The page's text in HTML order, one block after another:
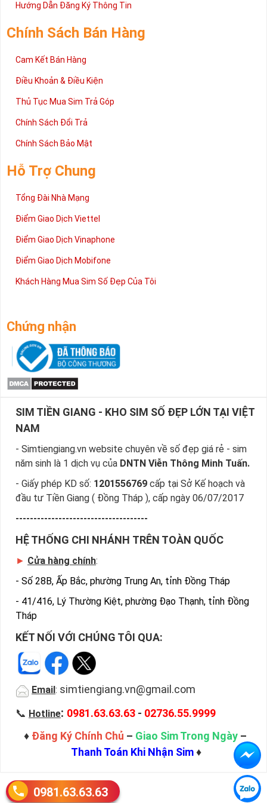
2 đang được rất nhiều khách hàng tin tưởng lựa chọn trên thị
cấp trong bài viết này sẽ giúp bạn hiểu rõ ý nghĩa và các bước đặt
mua sim số tại Sim Tiền Giang nhanh chóng nhất.
Chúc quý khách tìm được chiếc sim Tứ quý 2 như ý!
Hướng Dẫn Đăng Ký Thông Tin
Chính Sách Bán Hàng
Cam Kết Bán Hàng
Điều Khoản & Điều Kiện
Thủ Tục Mua Sim Trả Góp
Chính Sách Đổi Trả
Chính Sách Bảo Mật
Hỗ Trợ Chung
Tổng Đài Nhà Mạng
Điểm Giao Dịch Viettel
Điểm Giao Dịch Vinaphone
Điểm Giao Dịch Mobifone
Khách Hàng Mua Sim Số Đẹp Của Tôi
Chứng nhận
SIM TIỀN GIANG - KHO SIM SỐ ĐẸP LỚN TẠI VIỆT
NAM
- Simtiengiang.vn website chuyên về số đẹp giá rẻ - sim
năm sinh là 1 dịch vụ của DNTN Viễn Thông Minh Tuấn.
- Giấy phép KD số: 1201556769 cấp tại Sở Kế hoạch và
đầu tư Tiền Giang ( Đồng Tháp ), cấp ngày 06/07/2017
-------------------------------------
HỆ THỐNG CHI NHÁNH TRÊN TOÀN QUỐC
► Cửa hàng chính:
- Số 28B, Ấp Bắc, phường Trung An, tỉnh Đồng Tháp
- 41/416, Lý Thường Kiệt, phường Đạo Thạnh, tỉnh Đồng
Tháp
KẾT NỐI VỚI CHÚNG TÔI QUA:
Email : simtiengiang.vn@gmail.com
📞 Hotline: 0981.63.63.63 - 02736.55.9999
♦ Đăng Ký Chính Chủ – Giao Sim Trong Ngày –
Thanh Toán Khi Nhận Sim♦
0981.63.63.63